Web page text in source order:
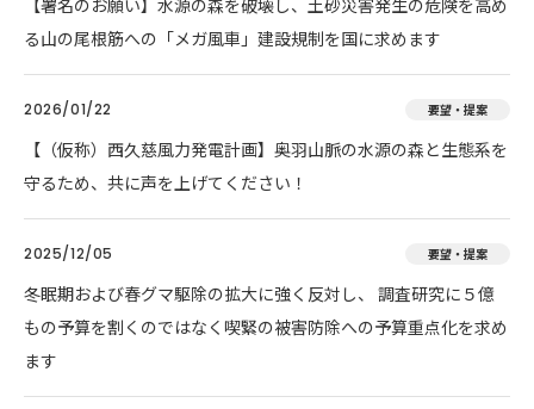
る山の尾根筋への「メガ風車」建設規制を国に求めます
2026/01/22 要望・提案
【（仮称）西久慈風力発電計画】奥羽山脈の水源の森と生態系を
守るため、共に声を上げてください！
2025/12/05 要望・提案
冬眠期および春グマ駆除の拡大に強く反対し、 調査研究に５億
もの予算を割くのではなく喫緊の被害防除への予算重点化を求め
ます